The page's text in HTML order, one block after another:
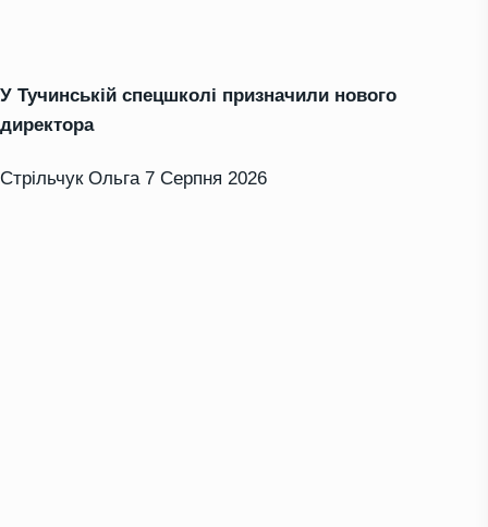
У Тучинській спецшколі призначили нового
директора
Стрільчук Ольга 7 Серпня 2026